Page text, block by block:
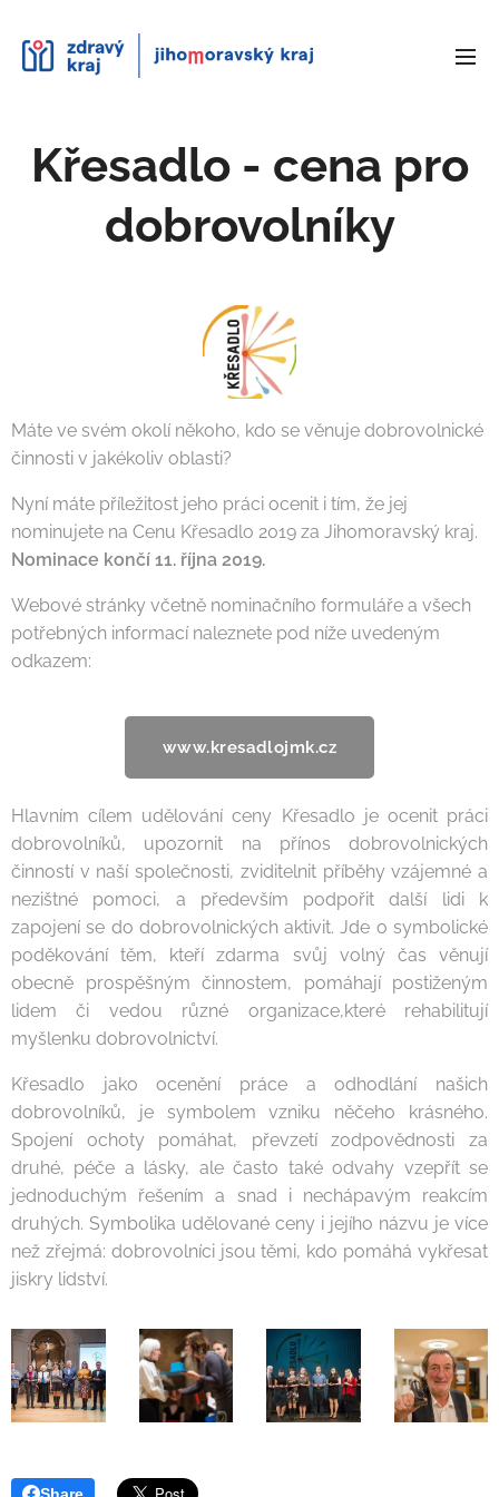
Křesadlo - cena pro
dobrovolníky
Máte ve svém okolí někoho, kdo se věnuje dobrovolnické
činnosti v jakékoliv oblasti?
Nyní máte příležitost jeho práci ocenit i tím, že jej
nominujete na Cenu Křesadlo 2019 za Jihomoravský kraj.
Nominace končí 11. října 2019.
Webové stránky včetně nominačního formuláře a všech
potřebných informací naleznete pod níže uvedeným
odkazem:
www.kresadlojmk.cz
Hlavním cílem udělování ceny Křesadlo je ocenit práci
dobrovolníků, upozornit na přínos dobrovolnických
činností v naší společnosti, zviditelnit příběhy vzájemné a
nezištné pomoci, a především podpořit další lidi k
zapojení se do dobrovolnických aktivit. Jde o symbolické
poděkování těm, kteří zdarma svůj volný čas věnují
obecně prospěšným činnostem, pomáhají postiženým
lidem či vedou různé organizace,které rehabilitují
myšlenku dobrovolnictví.
Křesadlo jako ocenění práce a odhodlání našich
dobrovolníků, je symbolem vzniku něčeho krásného.
Spojení ochoty pomáhat, převzetí zodpovědnosti za
druhé, péče a lásky, ale často také odvahy vzepřít se
jednoduchým řešením a snad i nechápavým reakcím
druhých. Symbolika udělované ceny i jejího názvu je více
než zřejmá: dobrovolníci jsou těmi, kdo pomáhá vykřesat
jiskry lidství.